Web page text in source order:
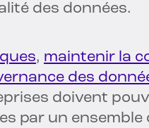
des données.
, maintenir la
des
doivent
par un